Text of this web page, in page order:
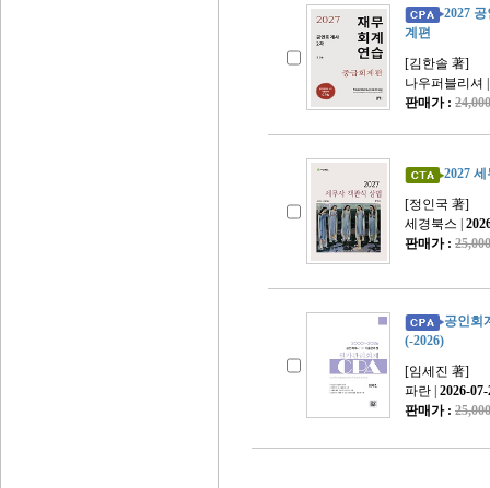
2027
계편
[김한솔 著]
나우퍼블리셔
판매가 :
2027
[정인국 著]
세경북스 |
판매가 :
공인회
(-2026)
[임세진 著]
파란 | 2026-07-
판매가 :